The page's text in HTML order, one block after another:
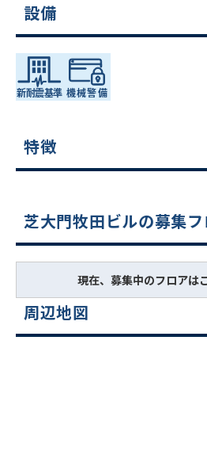
設備
特徴
芝大門牧田ビルの募集フ
現在、募集中のフロアは
周辺地図